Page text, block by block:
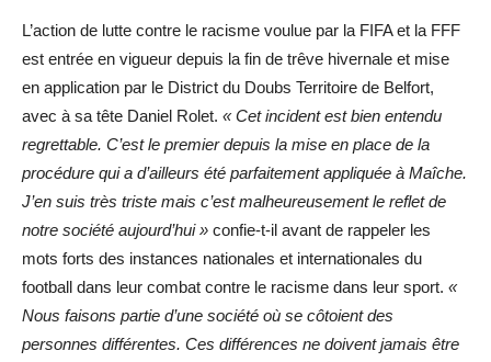
L’action de lutte contre le racisme voulue par la FIFA et la FFF
est entrée en vigueur depuis la fin de trêve hivernale et mise
en application par le District du Doubs Territoire de Belfort,
avec à sa tête Daniel Rolet. « Cet incident est bien entendu
regrettable. C’est le premier depuis la mise en place de la
procédure qui a d’ailleurs été parfaitement appliquée à Maîche.
J’en suis très triste mais c’est malheureusement le reflet de
notre société aujourd’hui » confie-t-il avant de rappeler les
mots forts des instances nationales et internationales du
football dans leur combat contre le racisme dans leur sport. «
Nous faisons partie d’une société où se côtoient des
personnes différentes. Ces différences ne doivent jamais être